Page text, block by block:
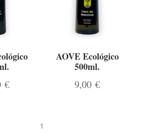
€
AOVE Ecológico
500ml.
9,00€
1